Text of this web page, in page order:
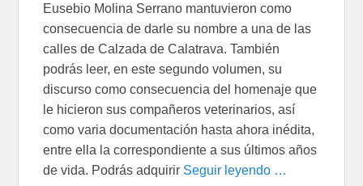
Eusebio Molina Serrano mantuvieron como
consecuencia de darle su nombre a una de las
calles de Calzada de Calatrava. También
podrás leer, en este segundo volumen, su
discurso como consecuencia del homenaje que
le hicieron sus compañeros veterinarios, así
como varia documentación hasta ahora inédita,
entre ella la correspondiente a sus últimos años
de vida. Podrás adquirir Seguir leyendo …